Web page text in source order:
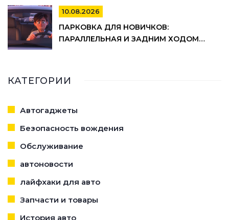
10.08.2026
ПАРКОВКА ДЛЯ НОВИЧКОВ:
ПАРАЛЛЕЛЬНАЯ И ЗАДНИМ ХОДОМ
КАТЕГОРИИ
Автогаджеты
Безопасность вождения
Обслуживание
автоновости
лайфхаки для авто
Запчасти и товары
История авто